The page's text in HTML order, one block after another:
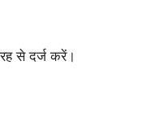
से दर्ज करें।